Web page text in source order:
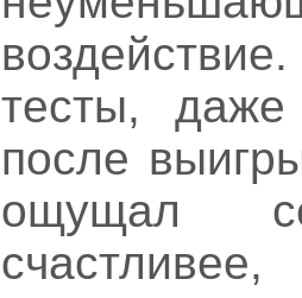
тесты,
после
ощущал